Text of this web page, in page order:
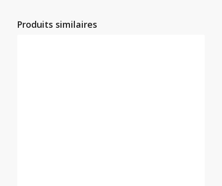
Produits similaires